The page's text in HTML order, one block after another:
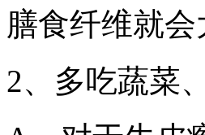
膳食纤维就
2、多吃蔬菜